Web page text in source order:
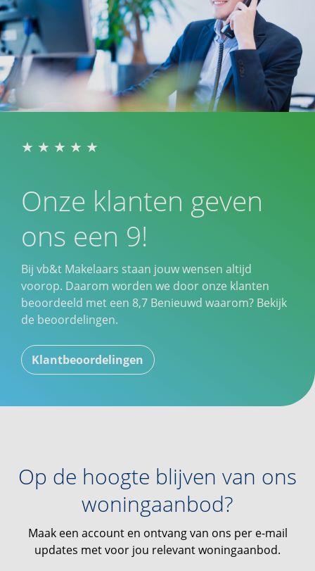
Onze klanten geven
ons een 9!
Bij vb&t Makelaars staan jouw wensen altijd
voorop. Daarom worden we door onze klanten
beoordeeld met een 8,7 Benieuwd waarom? Bekijk
de beoordelingen.
Klantbeoordelingen
Op de hoogte blijven van ons
woningaanbod?
Maak een account en ontvang van ons per e-mail
updates met voor jou relevant woningaanbod.